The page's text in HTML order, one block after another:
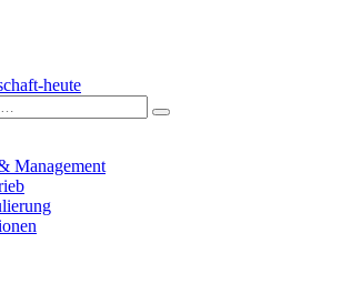
heute
Management